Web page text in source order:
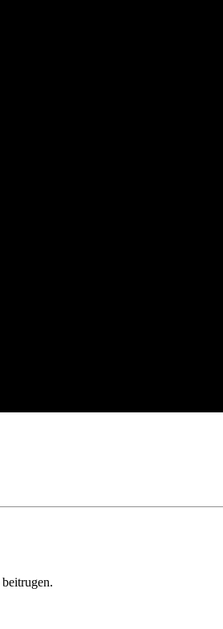
beitrugen.